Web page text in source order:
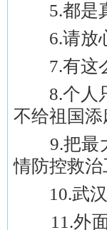
5.都是真
6.请放心
7.有这么
8.个人只
不给祖国添
9.把最大
情防控救
10.武汉
11.外面